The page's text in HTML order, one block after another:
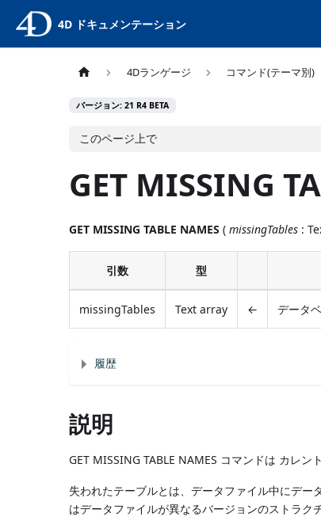
4D ドキュメンテーション
4Dランゲージ コマンド(テーマ別)
バージョン: 21 R4 BETA
このページ上で
GET MISSING
GET MISSING TABLE NAMES (missingTables :
引数 型
missingTables Text array ← データ
履歴
説明
GET MISSING TABLE NAMES コマンドは カレ
失われたテーブルとは、データファイル中にデ
はデータファイルが異なるバージョンのストラク